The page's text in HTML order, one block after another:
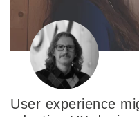
User experience